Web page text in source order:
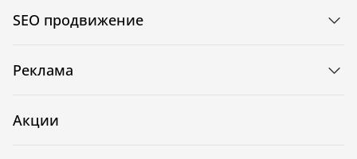
SEO продвижение
Реклама
Акции